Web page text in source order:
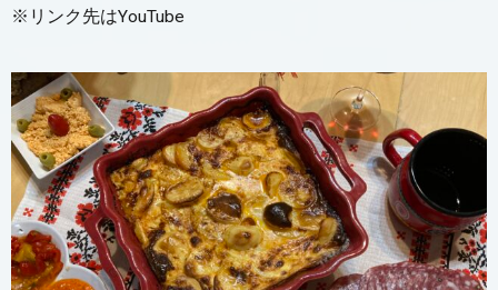
※リンク先はYouTube